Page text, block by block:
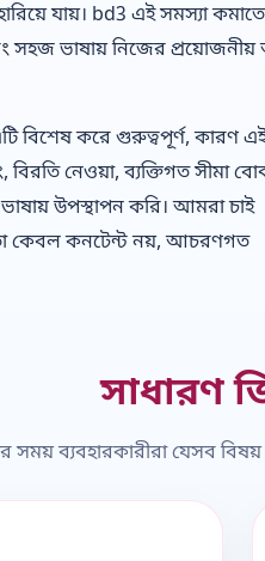
যায়। bd3 এই সমস্যা কমাতে
সহজ ভাষায় নিজের
বিশেষ করে গুরুত্বপূর্ণ, কারণ
বিরতি নেওয়া, ব্যক্তিগত সীমা
উপস্থাপন করি। আমরা চাই
কেবল কনটেন্ট নয়, আচরণগত
সাধারণ
সময় ব্যবহারকারীরা যেসব